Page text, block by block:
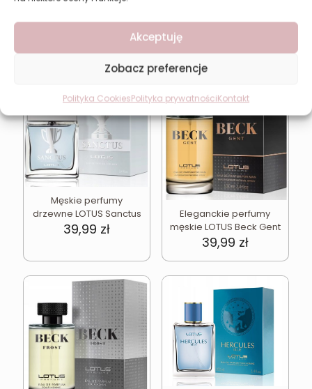
Akceptuję
Zobacz preferencje
Polityka CookiesPolityka prywatnościKontakt
Może spodoba się również…
Męskie perfumy
drzewne LOTUS Sanctus
39,99 zł
Eleganckie perfumy
męskie LOTUS Beck Gent
39,99 zł